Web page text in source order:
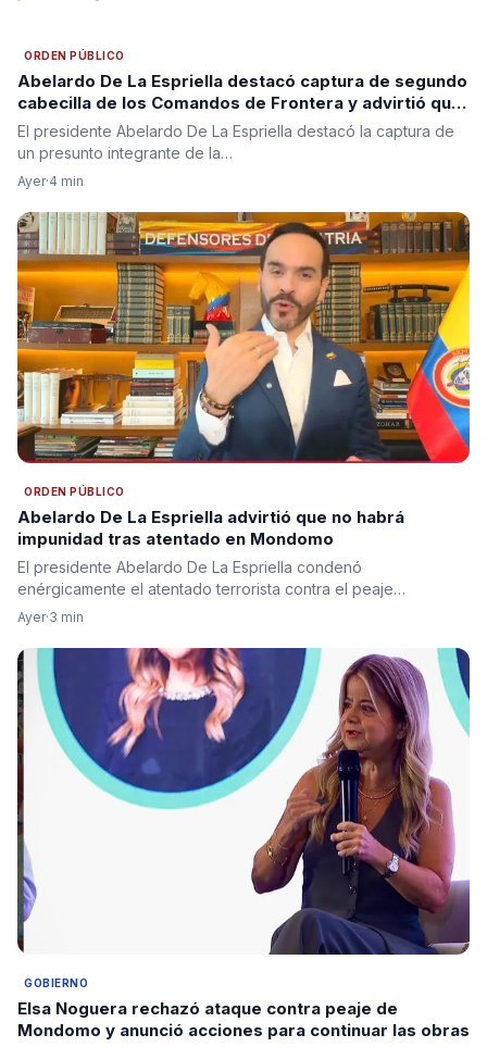
ORDEN PÚBLICO
Abelardo De La Espriella destacó captura de segundo
cabecilla de los Comandos de Frontera y advirtió que
“se acabó la impunidad”
El presidente Abelardo De La Espriella destacó la captura de
un presunto integrante de la…
Ayer·4 min
ORDEN PÚBLICO
Abelardo De La Espriella advirtió que no habrá
impunidad tras atentado en Mondomo
El presidente Abelardo De La Espriella condenó
enérgicamente el atentado terrorista contra el peaje…
Ayer·3 min
GOBIERNO
Elsa Noguera rechazó ataque contra peaje de
Mondomo y anunció acciones para continuar las obras